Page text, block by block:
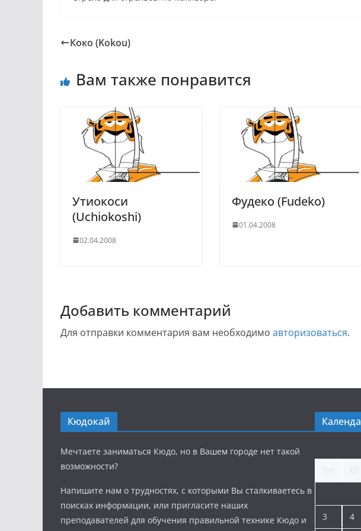
Коко (Kokou)
Вам также понравится
Утиокоси
(Uchiokoshi)
02.04.2008
Фудеко (Fudeko)
01.04.2008
Добавить комментарий
Для отправки комментария вам необходимо авторизоваться.
Кюдокай
Мечтаете заниматься Кюдо, но в Вашем городе нет такой
возможности?
Напишите нам о трудностях, с которыми Вы сталкиваетесь в
поисках информации, или пригласите наших
преподавателей для обучения правильной технике Кюдо и
3 4